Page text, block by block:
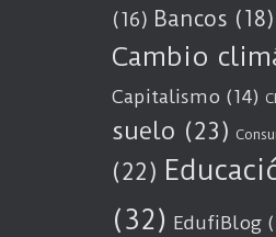
(16) Bancos (18)
Cambio
Capitalismo (14)
suelo (23)
(22)
(32) EdufiBlog